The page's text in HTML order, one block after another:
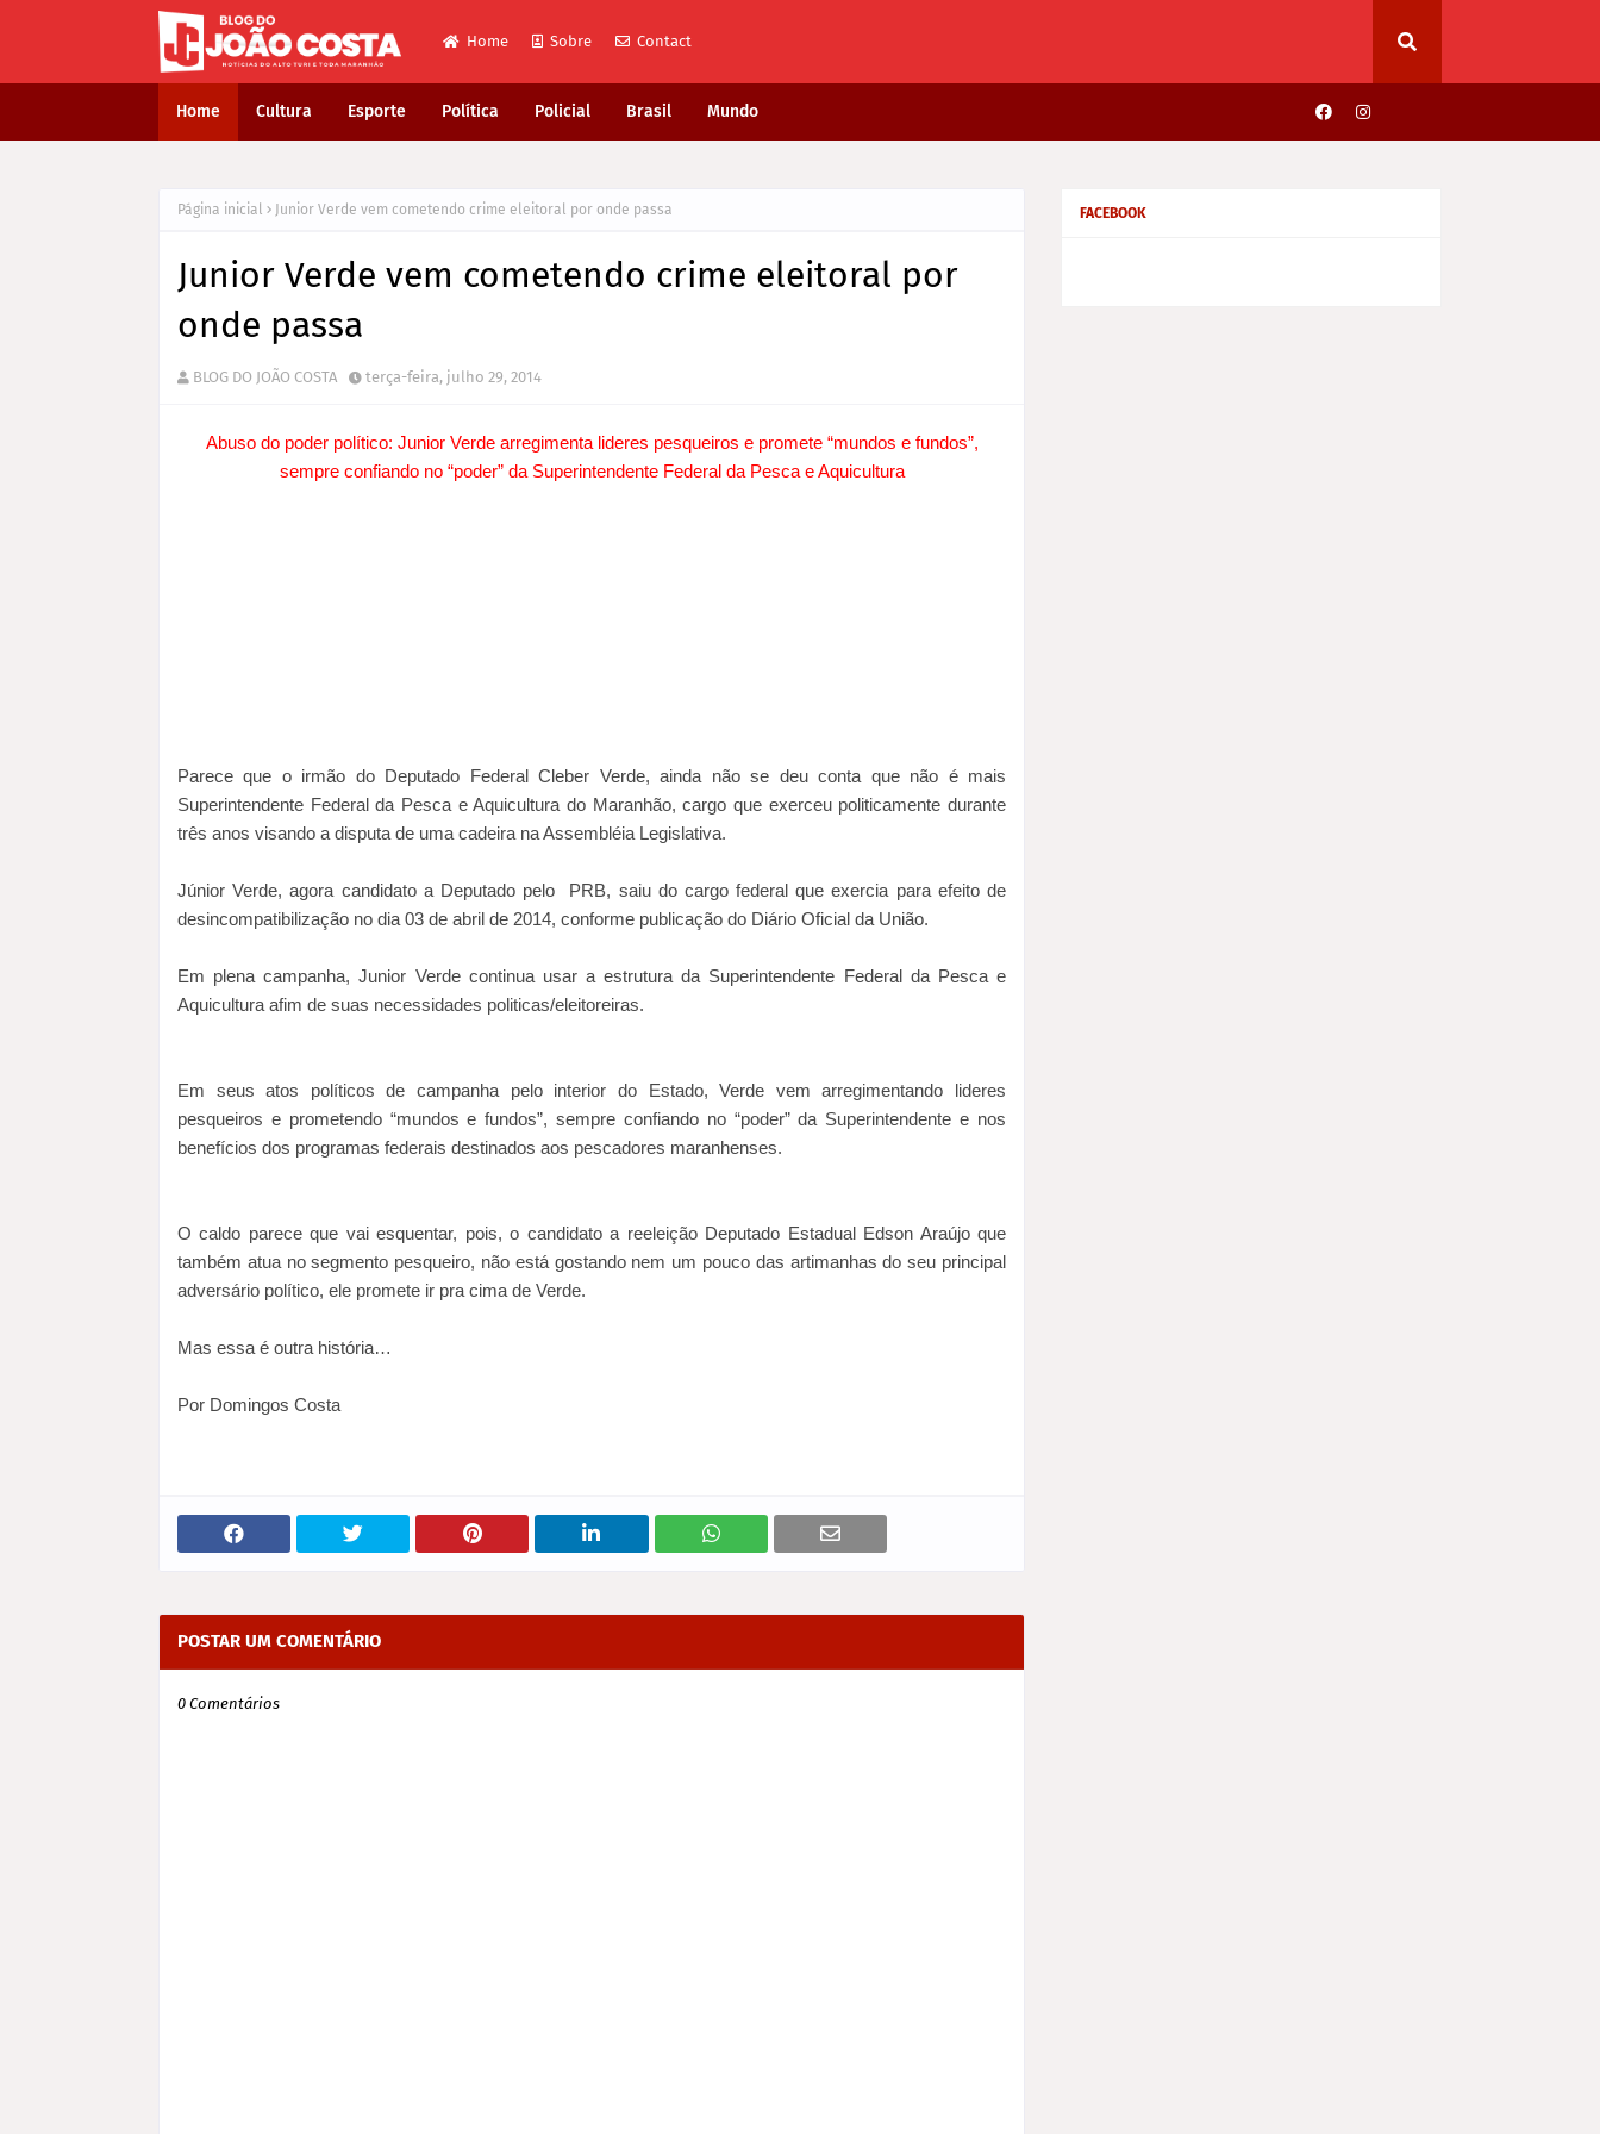
Home Sobre Contact
Home Cultura Esporte Política Policial Brasil Mundo
Página inicial Junior Verde vem cometendo crime eleitoral por onde passa
Junior Verde vem cometendo crime eleitoral por
onde passa
BLOG DO JOÃO COSTA terça-feira, julho 29, 2014
Abuso do poder político: Junior Verde arregimenta lideres pesqueiros e promete “mundos e fundos”,
sempre confiando no “poder” da Superintendente Federal da Pesca e Aquicultura
Parece que o irmão do Deputado Federal Cleber Verde, ainda não se deu conta que não é mais
Superintendente Federal da Pesca e Aquicultura do Maranhão, cargo que exerceu politicamente durante
três anos visando a disputa de uma cadeira na Assembléia Legislativa.
Júnior Verde, agora candidato a Deputado pelo PRB, saiu do cargo federal que exercia para efeito de
desincompatibilização no dia 03 de abril de 2014, conforme publicação do Diário Oficial da União.
Em plena campanha, Junior Verde continua usar a estrutura da Superintendente Federal da Pesca e
Aquicultura afim de suas necessidades politicas/eleitoreiras.
Em seus atos políticos de campanha pelo interior do Estado, Verde vem arregimentando lideres
pesqueiros e prometendo “mundos e fundos”, sempre confiando no “poder” da Superintendente e nos
benefícios dos programas federais destinados aos pescadores maranhenses.
O caldo parece que vai esquentar, pois, o candidato a reeleição Deputado Estadual Edson Araújo que
também atua no segmento pesqueiro, não está gostando nem um pouco das artimanhas do seu principal
adversário político, ele promete ir pra cima de Verde.
Mas essa é outra história…
Por Domingos Costa
POSTAR UM COMENTÁRIO
0 Comentários
FACEBOOK